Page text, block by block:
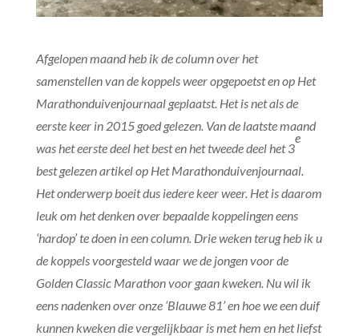
Afgelopen maand heb ik de column over het
samenstellen van de koppels weer opgepoetst en op Het
Marathonduivenjournaal geplaatst. Het is net als de
eerste keer in 2015 goed gelezen. Van de laatste maand
was het eerste deel het best en het tweede deel het 3
e
best gelezen artikel op Het Marathonduivenjournaal.
Het onderwerp boeit dus iedere keer weer. Het is daarom
leuk om het denken over bepaalde koppelingen eens
‘hardop’ te doen in een column. Drie weken terug heb ik u
de koppels voorgesteld waar we de jongen voor de
Golden Classic Marathon voor gaan kweken. Nu wil ik
eens nadenken over onze ‘Blauwe 81’ en hoe we een duif
kunnen kweken die vergelijkbaar is met hem en het liefst